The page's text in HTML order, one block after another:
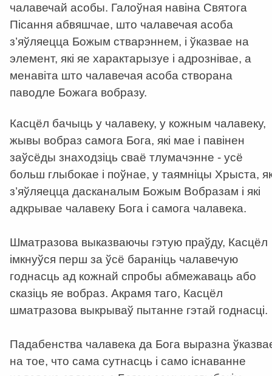
чалавечай асобы. Галоўная навіна Святога
Пісання абвяшчае, што чалавечая асоба
з’яўляецца Божым стварэннем, і ўказвае на
элемент, які яе характарызуе і адрознівае, а
менавіта што чалавечая асоба створана
паводле Божага вобразу.
Касцёл бачыць у чалавеку, у кожным чалавеку,
жывы вобраз самога Бога, які мае і павінен
заўсёды знаходзіць сваё тлумачэнне - усё
больш глыбокае і поўнае, у таямніцы Хрыста,
з’яўляецца дасканалым Божым Вобразам і які
адкрывае чалавеку Бога і самога чалавека.
Шматразова выказваючы гэтую праўду, Касцёл
імкнуўся перш за ўсё бараніць чалавечую
годнасць ад кожнай спробы абмежаваць або
сказіць яе вобраз. Акрамя таго, Касцёл
шматразова выкрываў пытанне гэтай годнасці.
Падабенства чалавека да Бога выразна
на тое, что сама сутнасць і само існаванне